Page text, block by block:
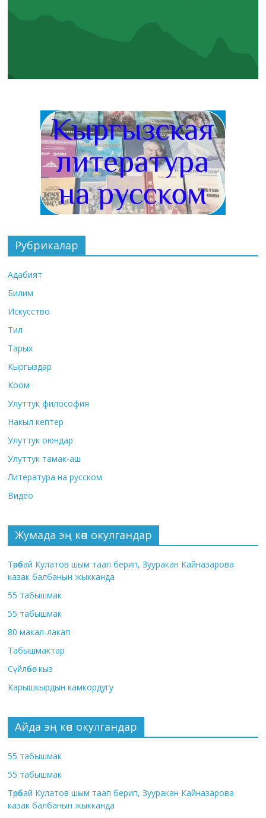
Рубрикалар
Адабият
Билим
Искусство
Тил
Тарых
Кыргыздар
Коом
Улуттук философия
Накыл кептер
Улуттук оюндар
Улуттук тамак-аш
Литература на русском
Видео
Жумада эң көп окулгандар
Төрөбай Кулатов шым таап берип, Зууракан Кайназарова
казак балбанын жыкканда
55 табышмак
55 табышмак
80 макал-лакап
Табышмактар
Сүйлөбөс кыз
Карышкырдын камкордугу
Айда эң көп окулгандар
55 табышмак
55 табышмак
Төрөбай Кулатов шым таап берип, Зууракан Кайназарова
казак балбанын жыкканда